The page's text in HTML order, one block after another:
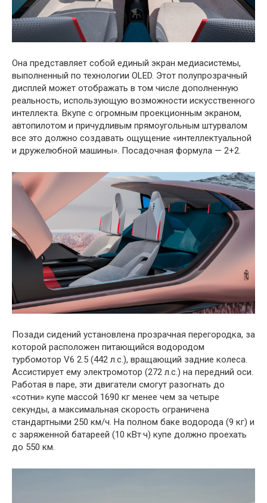
Она представляет собой единый экран медиасистемы,
выполненный по технологии OLED. Этот полупрозрачный
дисплей может отображать в том числе дополненную
реальность, использующую возможности искусственного
интеллекта. Вкупе с огромным проекционным экраном,
автопилотом и причудливым прямоугольным штурвалом
все это должно создавать ощущение «интеллектуальной
и дружелюбной машины». Посадочная формула — 2+2.
Позади сидений установлена прозрачная перегородка, за
которой расположен питающийся водородом
турбомотор V6 2.5 (442 л.с.), вращающий задние колеса.
Ассистирует ему электромотор (272 л.с.) на передний оси.
Работая в паре, эти двигатели смогут разогнать до
«сотни» купе массой 1690 кг менее чем за четыре
секунды, а максимальная скорость ограничена
стандартными 250 км/ч. На полном баке водорода (9 кг) и
с заряженной батареей (10 кВт·ч) купе должно проехать
до 550 км.